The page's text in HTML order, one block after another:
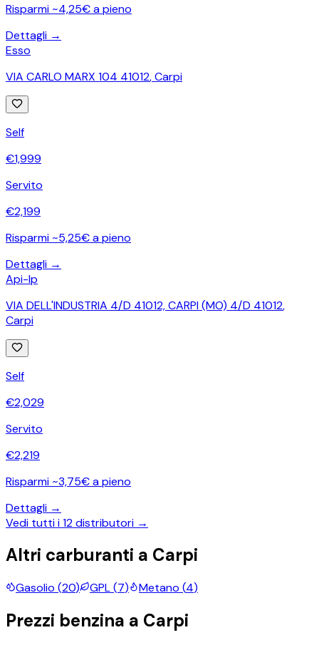
Risparmi ~4,25€ a pieno
Dettagli →
Esso
VIA CARLO MARX 104 41012,Carpi
Self
€1,999
Servito
€2,199
Risparmi ~5,25€ a pieno
Dettagli →
Api-Ip
VIA DELL'INDUSTRIA 4/D 41012, CARPI (MO) 4/D 41012,
Carpi
Self
€2,029
Servito
€2,219
Risparmi ~3,75€ a pieno
Dettagli →
Vedi tutti i12distributori →
Altri carburanti a Carpi
Gasolio (20) GPL(7) Metano (4)
Prezzi benzina a Carpi